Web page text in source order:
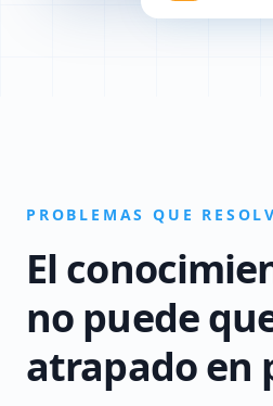
PROBLEMAS QUE
El
no puede
atrapado en